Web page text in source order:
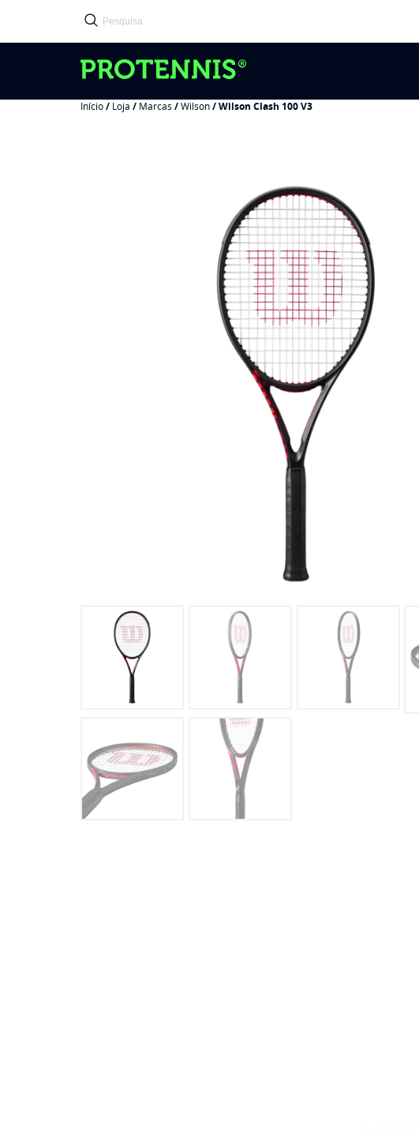
Início/ Loja / Marcas /Wilson/ Wilson Clash 100 V3